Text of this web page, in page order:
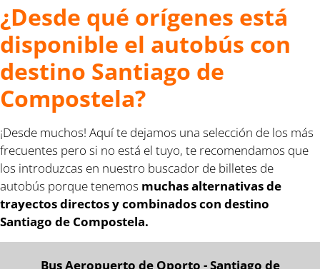
¿Desde qué orígenes está
disponible el autobús con
destino Santiago de
Compostela?
¡Desde muchos! Aquí te dejamos una selección de los más
frecuentes pero si no está el tuyo, te recomendamos que
los introduzcas en nuestro buscador de billetes de
autobús porque tenemos muchas alternativas de
trayectos directos y combinados con destino
Santiago de Compostela.
Bus Aeropuerto de Oporto - Santiago de